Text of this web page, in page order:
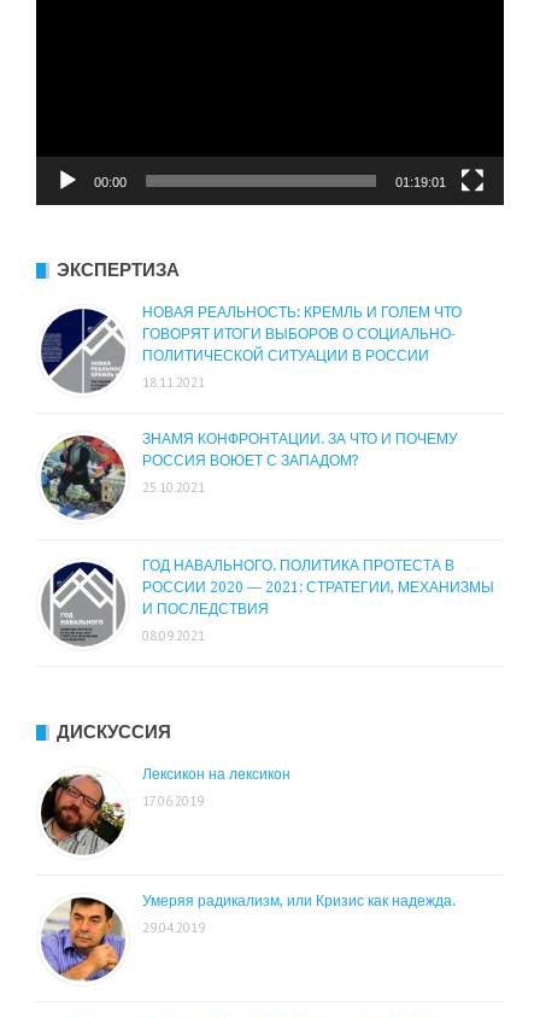
00:00 01:19:01
ЭКСПЕРТИЗА
НОВАЯ РЕАЛЬНОСТЬ: КРЕМЛЬ И ГОЛЕМ ЧТО
ГОВОРЯТ ИТОГИ ВЫБОРОВ О СОЦИАЛЬНО-
ПОЛИТИЧЕСКОЙ СИТУАЦИИ В РОССИИ
18.11.2021
ЗНАМЯ КОНФРОНТАЦИИ. ЗА ЧТО И ПОЧЕМУ
РОССИЯ ВОЮЕТ С ЗАПАДОМ?
25.10.2021
ГОД НАВАЛЬНОГО. ПОЛИТИКА ПРОТЕСТА В
РОССИИ 2020 — 2021: СТРАТЕГИИ, МЕХАНИЗМЫ
И ПОСЛЕДСТВИЯ
08.09.2021
ДИСКУССИЯ
Лексикон на лексикон
17.06.2019
Умеряя радикализм, или Кризис как надежда.
29.04.2019